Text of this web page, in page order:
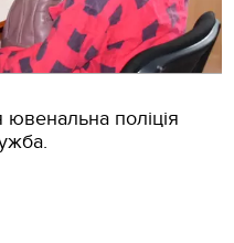
ювенальна поліція